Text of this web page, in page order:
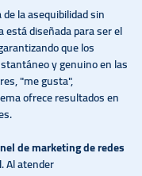
la asequibilidad sin
diseñada para ser el
que los
y genuino en las
"me gusta",
ofrece resultados en
de marketing de redes
Al atender